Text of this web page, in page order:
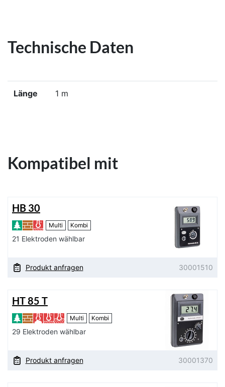
Technische Daten
Länge 1 m
Kompatibel mit
HB 30
Multi Kombi
21 Elektroden wählbar
Produkt anfragen 30001510
HT 85 T
Multi Kombi
29 Elektroden wählbar
Produkt anfragen 30001370